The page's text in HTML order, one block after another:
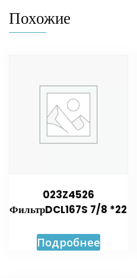
Похожие
023Z4526
ФильтрDCL167S 7/8 *22
Подробнее